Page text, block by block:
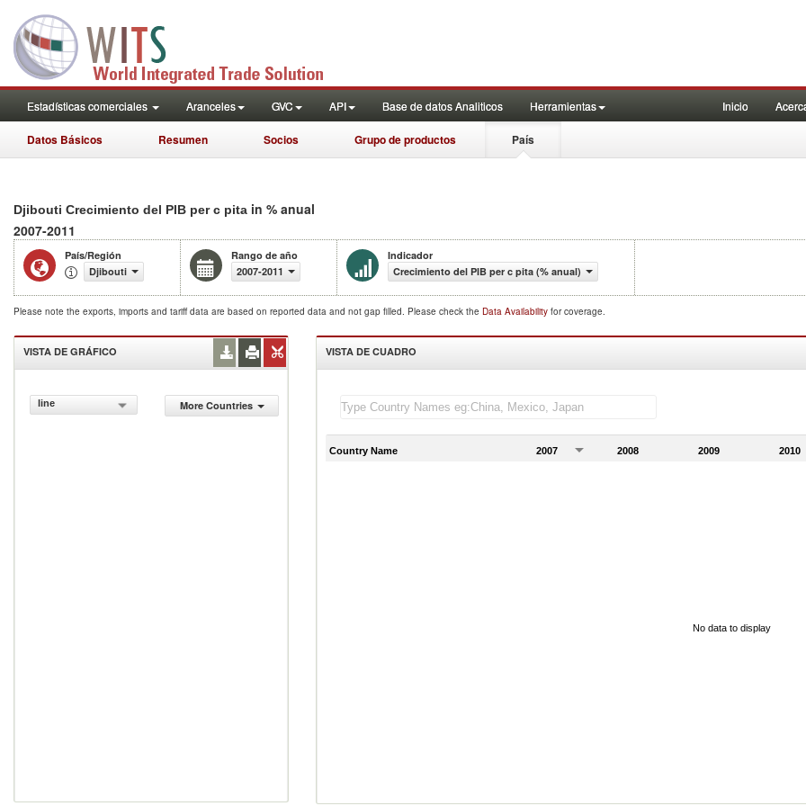
Estadísticas comerciales Aranceles GVC API Base de datos Analiticos Herramientas Inicio
Datos Básicos Resumen Socios Grupo de productos País
Djibouti Crecimiento del PIB per c pita in % anual
2007-2011
País/Región
Djibouti
Rango de año
2007-2011
Indicador
Crecimiento del PIB per c pita (% anual)
Please note the exports, imports and tariff data are based on reported data and not gap filled. Please check the Data Availability for coverage.
VISTA DE GRÁFICO
line More Countries
VISTA DE CUADRO
Country Name 2007 2008 2009 2010
No data to display